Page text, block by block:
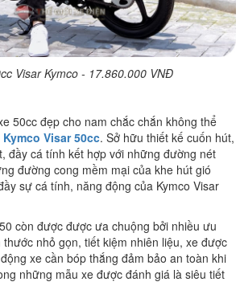
Visar Kymco - 17.860.000 VNĐ
50cc đẹp cho nam chắc chắn không thể
Kymco Visar 50cc. Sở hữu thiết kế cuốn hút,
đầy cá tính kết hợp với những đường nét
đường cong mềm mại của khe hút gió
sự cá tính, năng động của Kymco Visar
còn được được ưa chuộng bởi nhiều ưu
nhỏ gọn, tiết kiệm nhiên liệu, xe được
xe cần bóp thắng đảm bảo an toàn khi
những mẫu xe được đánh giá là siêu tiết